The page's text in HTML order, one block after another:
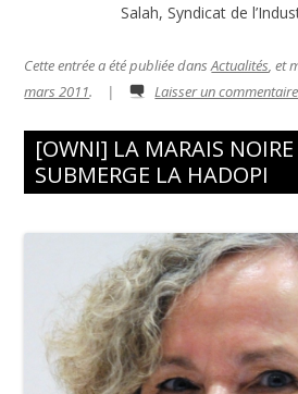
Salah, Syndicat de
Cette entrée a été publiée dansActualités, et
mars 2011. | Laisser un commentaire
[OWNI] LA MARAIS
SUBMERGE LA HADOPI